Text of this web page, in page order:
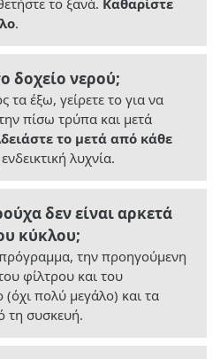
το ξανά. Καθαρίστε
.
δοχείο νερού;
τα έξω, γείρετε το για να
πίσω τρύπα και μετά
το μετά από κάθε
λυχνία.
δεν είναι αρκετά
κύκλου;
πρόγραμμα, την προηγούμενη
φίλτρου και του
πολύ μεγάλο) και τα
τη συσκευή.